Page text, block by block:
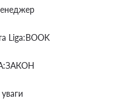
Liga:BOOK